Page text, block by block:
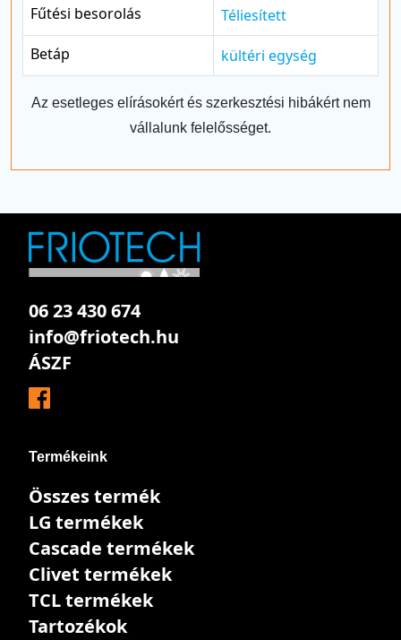
Fűtési besorolás
Téliesített
Betáp
kültéri egység
Az esetleges elírásokért és szerkesztési hibákért nem
vállalunk felelősséget.
06 23 430 674
info@friotech.hu
ÁSZF
Termékeink
Összes termék
LG termékek
Cascade termékek
Clivet termékek
TCL termékek
Tartozékok